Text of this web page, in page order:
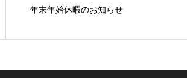
年末年始休暇のお知らせ